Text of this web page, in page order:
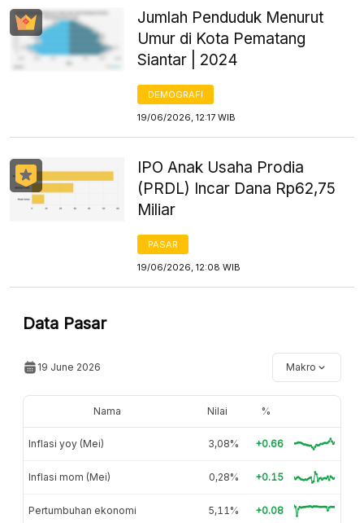
Jumlah Penduduk Menurut
Umur di Kota Pematang
Siantar | 2024
DEMOGRAFI
19/06/2026, 12:17 WIB
IPO Anak Usaha Prodia
(PRDL) Incar Dana Rp62,75
Miliar
PASAR
19/06/2026, 12:08 WIB
Data Pasar
19 June 2026 Makro
Nama Nilai %
Inflasi yoy (Mei) 3,08% +0.66
Inflasi mom (Mei) 0,28% +0.15
Pertumbuhan ekonomi 5,11% +0.08